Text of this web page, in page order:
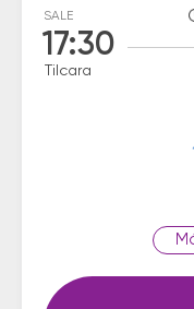
SALE
17:30
Tilcara